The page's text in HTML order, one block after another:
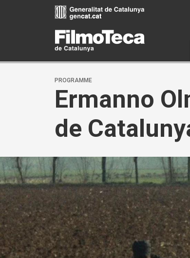
PROGRAMME
Ermanno
de